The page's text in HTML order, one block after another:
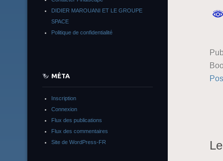
DIDIER MAROUANI ET LE GROUPE
SPACE
Politique de confidentialité
MÉTA
Inscription
Connexion
Flux des publications
Flux des commentaires
Site de WordPress-FR